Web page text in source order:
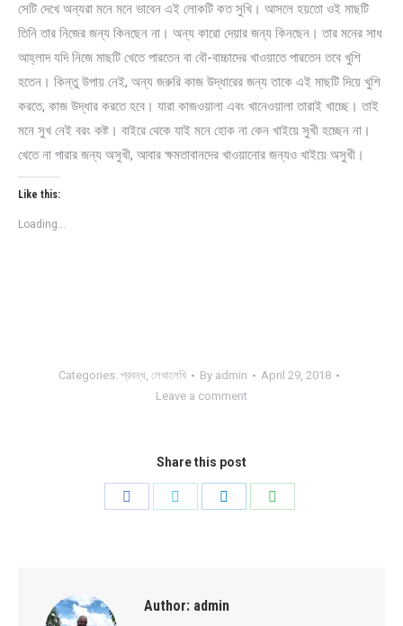
সেটি দেখে অন্যরা মনে মনে ভাবেন এই লোকটি কত সুখি। আসলে হয়তো ওই মাছটি
তিনি তার নিজের জন্য কিনছেন না। অন্য কারো দেয়ার জন্য কিনছেন। তার মনের সাধ
আহ্লাদ যদি নিজে মাছটি খেতে পারতেন বা বৌ-বাচ্চাদের খাওয়াতে পারতেন তবে খুশি
হতেন। কিন্তু উপায় নেই, অন্য জরুরি কাজ উদ্ধারের জন্য তাকে এই মাছটি দিয়ে খুশি
করতে, কাজ উদ্ধার করতে হবে। যারা কাজওয়ালা এবং খানেওয়ালা তারাই খাচ্ছে। তাই
মনে সুখ নেই বরং কষ্ট। বাইরে থেকে যাই মনে হোক না কেন খাইয়ে সুখী হচ্ছেন না।
খেতে না পারার জন্য অসুখী, আবার ক্ষমতাবানদের খাওয়ানোর জন্যও খাইয়ে অসুখী।
Like this:
Loading...
Categories: প্রবন্ধ, লেখালেখি By admin
April 29, 2018
Leave a comment
Share this post
Author: admin